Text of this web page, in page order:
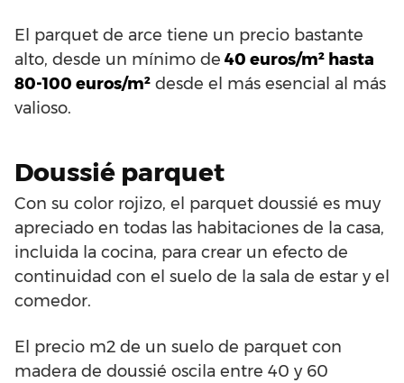
El parquet de arce tiene un precio bastante
alto, desde un mínimo de 40 euros/m² hasta
80-100 euros/m² desde el más esencial al más
valioso.
Doussié parquet
Con su color rojizo, el parquet doussié es muy
apreciado en todas las habitaciones de la casa,
incluida la cocina, para crear un efecto de
continuidad con el suelo de la sala de estar y el
comedor.
El precio m2 de un suelo de parquet con
madera de doussié oscila entre 40 y 60